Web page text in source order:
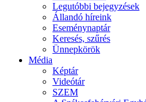
Legutóbbi bejegyzések
Állandó híreink
Eseménynaptár
Keresés, szűrés
Ünnepkörök
Média
Képtár
Videótár
SZEM